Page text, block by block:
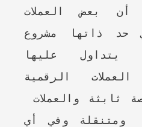
بعض العملات
حد ذاتها مشروع
يتداول عليها
الرقمية
ثابثة والعملات
ومتنقلة وفي أي